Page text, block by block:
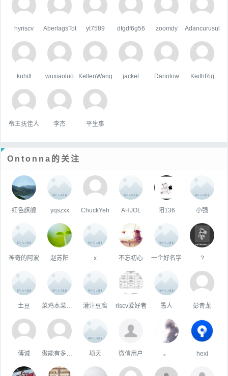
hyriscv AberlagsTot yt7589 dfgdf6g56 zoomdy Adancurusul
kuhill wuxiaoluo KellenWang jackel Darintow KeithRig
帝王抚佳人 李杰 平生事
Ontonna的关注
红色旗舰 yqszxx ChuckYeh AHJOL 阳136 小强
神奇的阿波 赵苏阳 x 不忘初心 一个好名字 ?
土豆 灌汁豆腐 riscv爱好者 愚人 彭青龙
傅诚 项天 微信用户 。 hexi